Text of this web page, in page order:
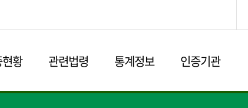
황 관련법령 통계정보 인증기관